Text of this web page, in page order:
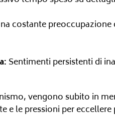
costante
Sentimenti persistenti di
vengono subito in
e le pressioni per